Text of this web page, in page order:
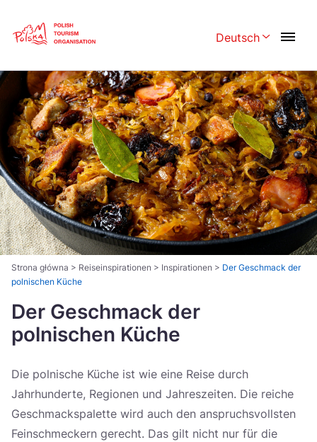
Deutsch
Polski English
Česká 中国
Dansk Deutsch
Español Français
Italiano Magyar
Nederlands 日本語
Português Norsk
Україна
Strona główna > Reiseinspirationen > Inspirationen > Der Geschmack der
polnischen Küche
Der Geschmack der
polnischen Küche
Die polnische Küche ist wie eine Reise durch
Jahrhunderte, Regionen und Jahreszeiten. Die reiche
Geschmackspalette wird auch den anspruchsvollsten
Feinschmeckern gerecht. Das gilt nicht nur für die